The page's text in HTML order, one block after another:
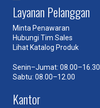
Layanan Pelanggan
Minta Penawaran
Hubungi Tim Sales
Lihat Katalog Produk
Senin–Jumat: 08.00–16.30
Sabtu: 08.00–12.00
Kantor